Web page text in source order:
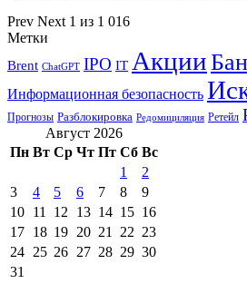
Prev Next 1 из 1 016
Метки
Brent ChatGPT IPO IT Акции
Информационная безопасность
Прогнозы Разблокировка Редомициляция Ретейл
Август 2026
Пн Вт Ср Чт Пт Сб Вс
1
2
3
4 5 6 7 8
9
10 11 12 13 14 15 16
17 18 19 20 21 22 23
24 25 26 27 28 29 30
31